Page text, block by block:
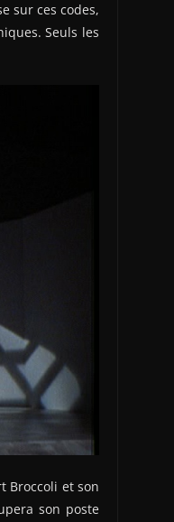
sur ces codes,
Seuls les
Broccoli et son
son poste